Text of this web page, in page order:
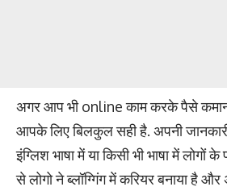
अगर आप भी online काम करके पैसे कमाना
आपके लिए बिलकुल सही है. अपनी जानकारी
इंग्लिश भाषा में या किसी भी भाषा में
से लोगो ने ब्लॉग्गिंग में करियर बनाया है